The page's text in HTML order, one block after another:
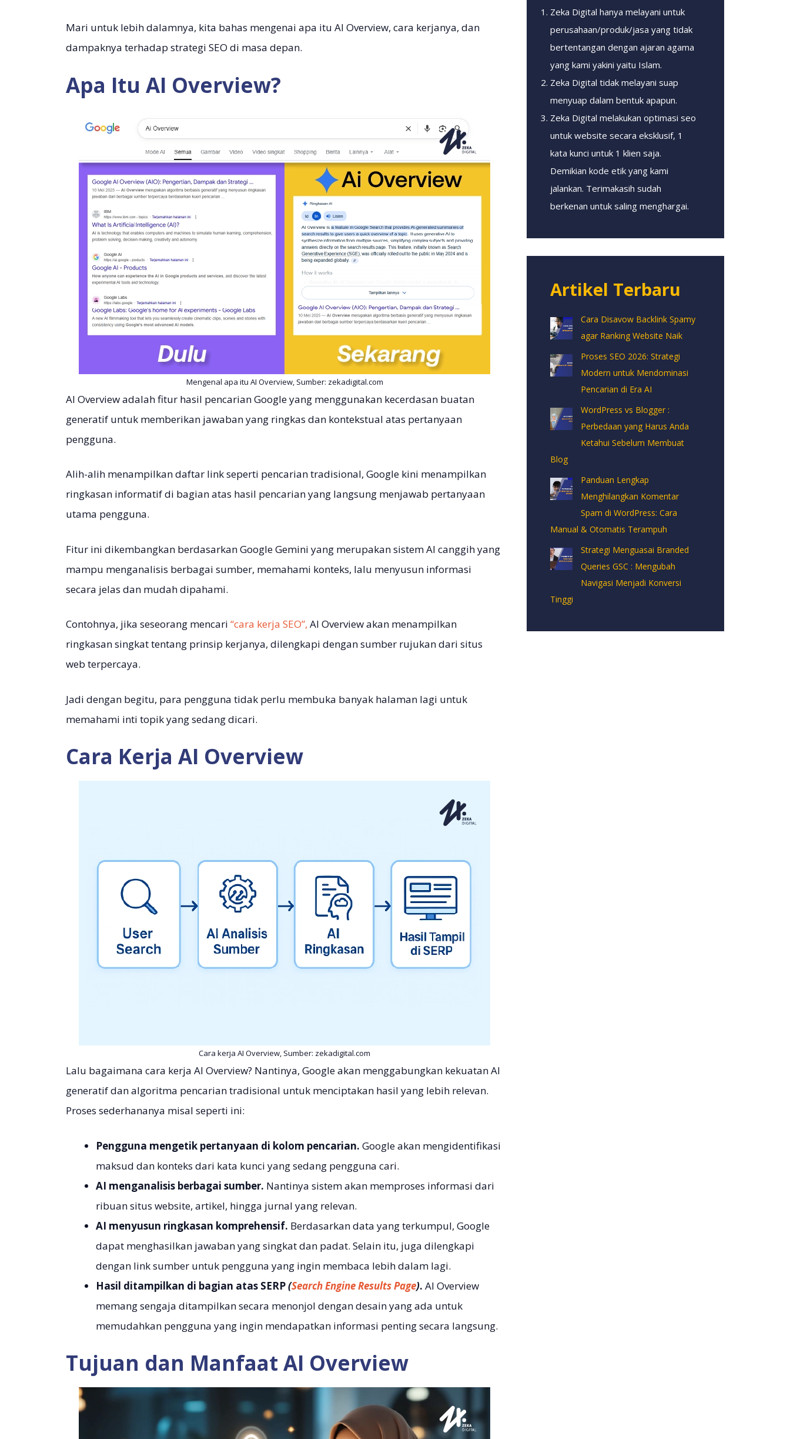
Mari untuk lebih dalamnya, kita bahas mengenai apa itu AI Overview, cara kerjanya, dan
dampaknya terhadap strategi SEO di masa depan.
Apa Itu AI Overview?
Mengenal apa itu AI Overview, Sumber: zekadigital.com
AI Overview adalah fitur hasil pencarian Google yang menggunakan kecerdasan buatan
generatif untuk memberikan jawaban yang ringkas dan kontekstual atas pertanyaan
pengguna.
Alih-alih menampilkan daftar link seperti pencarian tradisional, Google kini menampilkan
ringkasan informatif di bagian atas hasil pencarian yang langsung menjawab pertanyaan
utama pengguna.
Fitur ini dikembangkan berdasarkan Google Gemini yang merupakan sistem AI canggih yang
mampu menganalisis berbagai sumber, memahami konteks, lalu menyusun informasi
secara jelas dan mudah dipahami.
Contohnya, jika seseorang mencari “cara kerja SEO”, AI Overview akan menampilkan
ringkasan singkat tentang prinsip kerjanya, dilengkapi dengan sumber rujukan dari situs
web terpercaya.
Jadi dengan begitu, para pengguna tidak perlu membuka banyak halaman lagi untuk
memahami inti topik yang sedang dicari.
Cara Kerja AI Overview
Cara kerja AI Overview, Sumber: zekadigital.com
Lalu bagaimana cara kerja AI Overview? Nantinya, Google akan menggabungkan kekuatan AI
generatif dan algoritma pencarian tradisional untuk menciptakan hasil yang lebih relevan.
Proses sederhananya misal seperti ini:
Pengguna mengetik pertanyaan di kolom pencarian. Google akan mengidentifikasi
maksud dan konteks dari kata kunci yang sedang pengguna cari.
AI menganalisis berbagai sumber. Nantinya sistem akan memproses informasi dari
ribuan situs website, artikel, hingga jurnal yang relevan.
AI menyusun ringkasan komprehensif. Berdasarkan data yang terkumpul, Google
dapat menghasilkan jawaban yang singkat dan padat. Selain itu, juga dilengkapi
dengan link sumber untuk pengguna yang ingin membaca lebih dalam lagi.
Hasil ditampilkan di bagian atas SERP(Search Engine Results Page). AI Overview
memang sengaja ditampilkan secara menonjol dengan desain yang ada untuk
memudahkan pengguna yang ingin mendapatkan informasi penting secara langsung.
Tujuan dan Manfaat AI Overview
Zeka Digital hanya melayani untuk
perusahaan/produk/jasa yang tidak
bertentangan dengan ajaran agama
yang kami yakini yaitu Islam.
Zeka Digital tidak melayani suap
menyuap dalam bentuk apapun.
Zeka Digital melakukan optimasi seo
untuk website secara eksklusif, 1
kata kunci untuk 1 klien saja.
Demikian kode etik yang kami
jalankan. Terimakasih sudah
berkenan untuk saling menghargai.
Artikel Terbaru
Cara Disavow Backlink Spamy
agar Ranking Website Naik
Proses SEO 2026: Strategi
Modern untuk Mendominasi
Pencarian di Era AI
WordPress vs Blogger :
Perbedaan yang Harus Anda
Ketahui Sebelum Membuat
Blog
Panduan Lengkap
Menghilangkan Komentar
Spam di WordPress: Cara
Manual & Otomatis Terampuh
Strategi Menguasai Branded
Queries GSC : Mengubah
Navigasi Menjadi Konversi
Tinggi